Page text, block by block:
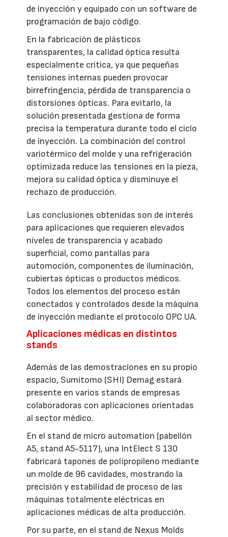
de inyección y equipado con un software de
programación de bajo código.
En la fabricación de plásticos
transparentes, la calidad óptica resulta
especialmente crítica, ya que pequeñas
tensiones internas pueden provocar
birrefringencia, pérdida de transparencia o
distorsiones ópticas. Para evitarlo, la
solución presentada gestiona de forma
precisa la temperatura durante todo el ciclo
de inyección. La combinación del control
variotérmico del molde y una refrigeración
optimizada reduce las tensiones en la pieza,
mejora su calidad óptica y disminuye el
rechazo de producción.
Las conclusiones obtenidas son de interés
para aplicaciones que requieren elevados
niveles de transparencia y acabado
superficial, como pantallas para
automoción, componentes de iluminación,
cubiertas ópticas o productos médicos.
Todos los elementos del proceso están
conectados y controlados desde la máquina
de inyección mediante el protocolo OPC UA.
Aplicaciones médicas en distintos
stands
Además de las demostraciones en su propio
espacio, Sumitomo (SHI) Demag estará
presente en varios stands de empresas
colaboradoras con aplicaciones orientadas
al sector médico.
En el stand de micro automation (pabellón
A5, stand A5-5117), una IntElect S 130
fabricará tapones de polipropileno mediante
un molde de 96 cavidades, mostrando la
precisión y estabilidad de proceso de las
máquinas totalmente eléctricas en
aplicaciones médicas de alta producción.
Por su parte, en el stand de Nexus Molds